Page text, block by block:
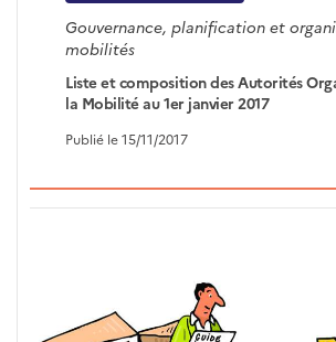
Gouvernance, planification et
mobilités
Liste et composition des Autorités
la Mobilité au 1er janvier 2017
Publié le 15/11/2017